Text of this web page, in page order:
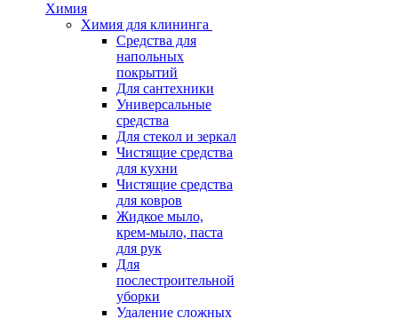
Химия
Химия для клининга
Средства для
напольных
покрытий
Для сантехники
Универсальные
средства
Для стекол и зеркал
Чистящие средства
для кухни
Чистящие средства
для ковров
Жидкое мыло,
крем-мыло, паста
для рук
Для
послестроительной
уборки
Удаление сложных